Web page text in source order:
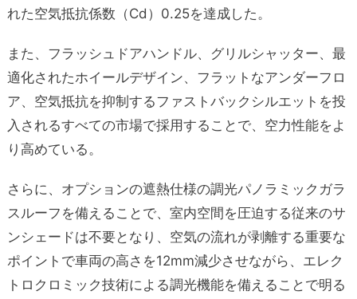
れた空気抵抗係数（Cd）0.25を達成した。
また、フラッシュドアハンドル、グリルシャッター、最
適化されたホイールデザイン、フラットなアンダーフロ
ア、空気抵抗を抑制するファストバックシルエットを投
入されるすべての市場で採用することで、空力性能をよ
り高めている。
さらに、オプションの遮熱仕様の調光パノラミックガラ
スルーフを備えることで、室内空間を圧迫する従来のサ
ンシェードは不要となり、空気の流れが剥離する重要な
ポイントで車両の高さを12mm減少させながら、エレク
トロクロミック技術による調光機能を備えることで明る